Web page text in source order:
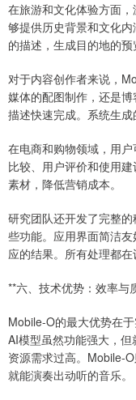
在旅游和文化体验方面
够提供历史背景和文化
的描述，生成目的地的预
对于内容创作者来说，
媒体的配图制作，还是
描述快速完成。系统生成
在电商和购物领域，用
比较、用户评价和使用
素材，降低营销成本。
研究团队还开发了完整
些功能。应用界面简洁
应的结果。所有处理都在
**六、技术优势：效率与
Mobile-O的最大优势在
AI模型虽然功能强大，但
资源需求过高。Mobile-
就能演奏出动听的音乐。